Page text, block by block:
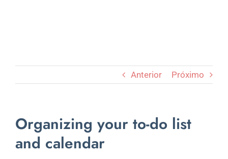
Anterior Próximo
Organizing your to-do list
and calendar